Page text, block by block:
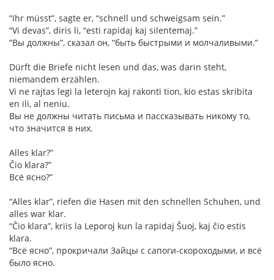
“Ihr müsst”, sagte er, “schnell und schweigsam sein.”
“Vi devas”, diris li, “esti rapidaj kaj silentemaj.”
“Вы должны”, сказал он, “быть быстрыми и молчаливыми.”
Dürft die Briefe nicht lesen und das, was darin steht,
niemandem erzählen.
Vi ne rajtas legi la leterojn kaj rakonti tion, kio estas skribita
en ili, al neniu.
Вы не должны читать письма и пассказывать никому то,
что значится в них.
Alles klar?”
Ĉio klara?”
Всё ясно?”
“Alles klar”, riefen die Hasen mit den schnellen Schuhen, und
alles war klar.
“Ĉio klara”, kriis la Leporoj kun la rapidaj Ŝuoj, kaj ĉio estis
klara.
“Всё ясно”, прокричали Зайцы с сапоги-скороходыми, и всё
было ясно.